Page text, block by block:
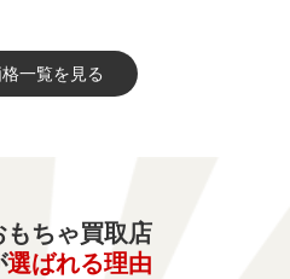
一覧を見る
もちゃ買取店
選ばれる理由